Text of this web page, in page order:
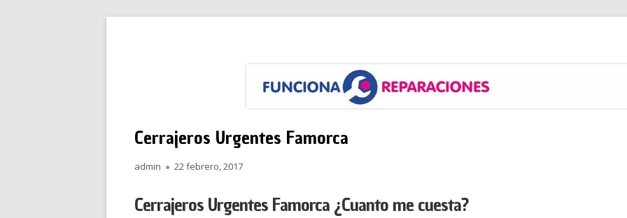
Cerrajeros Urgentes Famorca
Autor
admin
Publicado
22 febrero, 2017
Cerrajeros Urgentes Famorca ¿Cuanto me cuesta?